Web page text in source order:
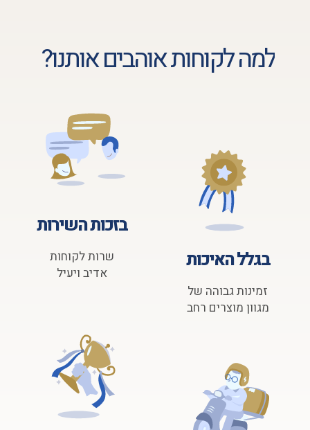
למה לקוחות אוהבים אותנו?
בגלל האיכות
זמינות גבוהה של
מגוון מוצרים רחב
בזכות השירות
שרות לקוחות
אדיב ויעיל